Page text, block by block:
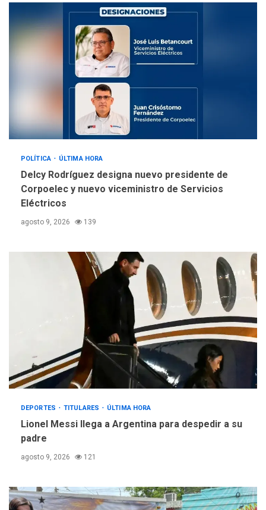
4
llevar a problemas
sanitarios y asumirse como
problema de orden público
REGIONALES
Alcaldía de Mariño climatiza
Núcleo del Sistema de
Orquestas Porlamar
POLÍTICA ÚLTIMA HORA
Delcy Rodríguez designa nuevo presidente de
Corpoelec y nuevo viceministro de Servicios
Eléctricos
agosto 9, 2026 139
DEPORTES TITULARES ÚLTIMA HORA
Lionel Messi llega a Argentina para despedir a su
padre
agosto 9, 2026 121